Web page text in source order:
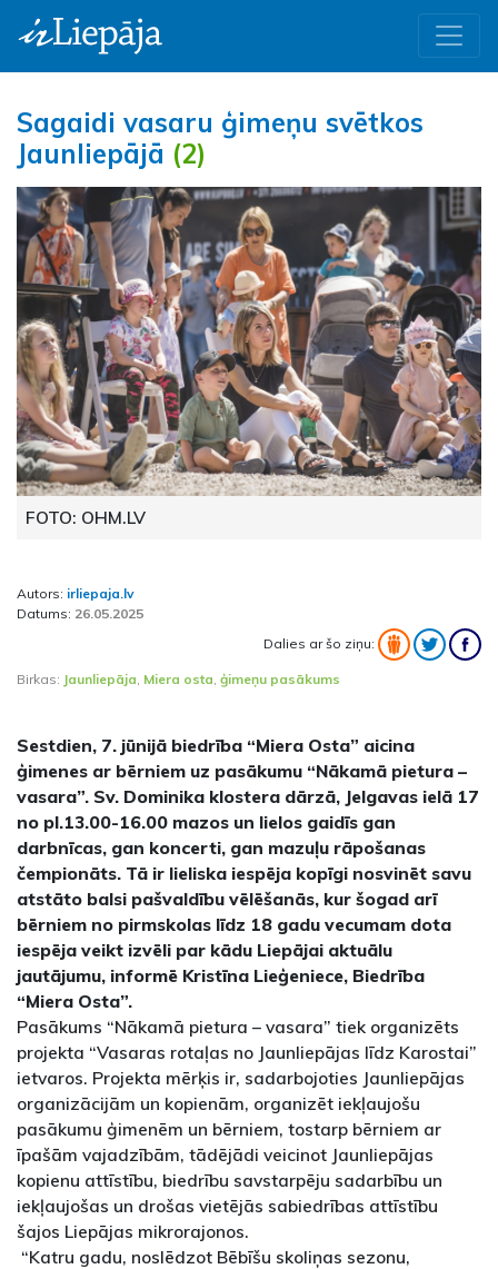
Sagaidi vasaru ģimeņu svētkos
Jaunliepājā (2)
FOTO: OHM.LV
Autors: irliepaja.lv
Datums: 26.05.2025
Dalies ar šo ziņu:
Birkas: Jaunliepāja Miera osta ģimeņu pasākums
Sestdien, 7. jūnijā biedrība “Miera Osta” aicina
ģimenes ar bērniem uz pasākumu “Nākamā pietura –
vasara”. Sv. Dominika klostera dārzā, Jelgavas ielā 17
no pl.13.00-16.00 mazos un lielos gaidīs gan
darbnīcas, gan koncerti, gan mazuļu rāpošanas
čempionāts. Tā ir lieliska iespēja kopīgi nosvinēt savu
atstāto balsi pašvaldību vēlēšanās, kur šogad arī
bērniem no pirmskolas līdz 18 gadu vecumam dota
iespēja veikt izvēli par kādu Liepājai aktuālu
jautājumu, informē Kristīna Lieģeniece, Biedrība
“Miera Osta”.
Pasākums “Nākamā pietura – vasara” tiek organizēts
projekta “Vasaras rotaļas no Jaunliepājas līdz Karostai”
ietvaros. Projekta mērķis ir, sadarbojoties Jaunliepājas
organizācijām un kopienām, organizēt iekļaujošu
pasākumu ģimenēm un bērniem, tostarp bērniem ar
īpašām vajadzībām, tādējādi veicinot Jaunliepājas
kopienu attīstību, biedrību savstarpēju sadarbību un
iekļaujošas un drošas vietējās sabiedrības attīstību
šajos Liepājas mikrorajonos.
“Katru gadu, noslēdzot Bēbīšu skoliņas sezonu,